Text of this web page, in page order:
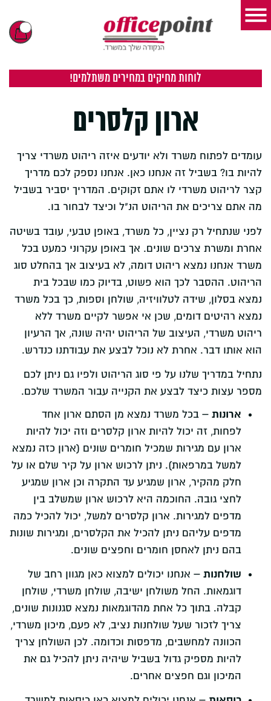
לוחות מחיקים במחירים משתלמים!
ארון קלסרים
עומדים לפתוח משרד ולא יודעים איזה ריהוט משרדי צריך
להיות בו? בשביל זה אנחנו כאן. אנחנו נספק לכם מדריך
קצר לריהוט משרדי לו אתם זקוקים. המדריך יסביר בשביל
מה אתם צריכים את הריהוט הנ"ל וכיצד לבחור בו.
לפני שנתחיל רק נציין, כל משרד, באופן טבעי, עובד בשיטה
אחרת ומשרת צרכים שונים. אך באופן עקרוני כמעט בכל
משרד אנחנו נמצא ריהוט דומה, לא בעיצוב אך בהחלט סוג
הריהוט. ההסבר לכך הוא פשוט, בדיוק כמו שבכל בית
נמצא בסלון, שידה לטלוויזיה, שולחן וספות, כך בכל משרד
נמצא רהיטים דומים, שכן אי אפשר לקיים משרד ללא
ריהוט משרדי, העיצוב של הריהוט יהיה שונה, אך הרעיון
הוא אותו דבר. אחרת לא נוכל לבצע את עבודתנו כנדרש.
נתחיל במדריך שלנו על פי סוג הריהוט ולפיו גם ניתן לכם
מספר עצות כיצד לבצע את הקנייה עבור המשרד שלכם.
ארונות – בכל משרד נמצא מן הסתם ארון אחד
לפחות, זה יכול להיות ארון קלסרים וזה יכול להיות
ארון עם מגירות שמכיל חומרים שונים (ארון כזה נמצא
למשל במרפאות). ניתן לרכוש ארון על קיר שלם או על
חלק מהקיר, ארון שמגיע עד התקרה וכן ארון שמגיע
לחצי גובה. החוכמה היא לרכוש ארון שמשלב בין
מדפים למגירות. ארון קלסרים למשל, יכול להכיל כמה
מדפים עליהם ניתן להכיל את הקלסרים, ומגירות שונות
בהם ניתן לאחסן חומרים וחפצים שונים.
שולחנות – אנחנו יכולים למצוא כאן מגוון רחב של
דוגמאות. החל משולחן ישיבה, שולחן משרדי, שולחן
קבלה. בתוך כל אחת מהדוגמאות נמצא סגנונות שונים,
צריך לזכור שעל שולחנות נציב, לא פעם, מיכון משרדי,
הכוונה למחשבים, מדפסות וכדומה. לכן השולחן צריך
להיות מספיק גדול בשביל שיהיה ניתן להכיל גם את
המיכון וגם חפצים אחרים.